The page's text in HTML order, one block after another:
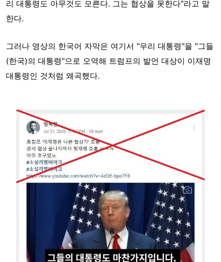
리 대통령도 아무것도 모른다. 그는 협상을 못한다"라고 말
한다.
그러나 영상의 한국어 자막은 여기서 "우리 대통령"을 "그들
(한국)의 대통령"으로 오역해 트럼프의 발언 대상이 이재명
대통령인 것처럼 왜곡했다.
Image